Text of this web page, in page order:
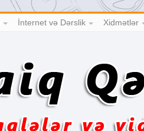
İnternet və Dərslik Xidmətlər